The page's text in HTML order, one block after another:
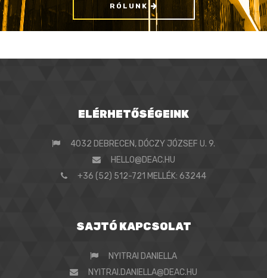
RÓLUNK
ELÉRHETŐSÉGEINK
4032 DEBRECEN, DÓCZY JÓZSEF U. 9.
HELLO@DEAC.HU
+36 (52) 512-721 MELLÉK: 63244
SAJTÓ KAPCSOLAT
NYITRAI DANIELLA
NYITRAI.DANIELLA@DEAC.HU